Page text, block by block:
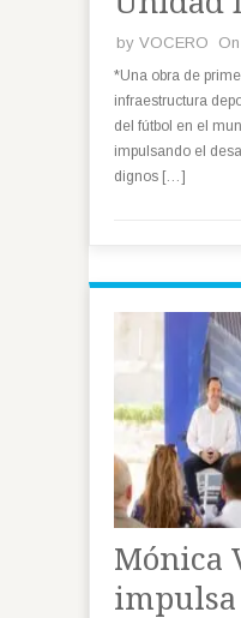
by VOCERO
*Una obra de
infraestructura
del fútbol en el
impulsando el
dignos […]
Mónica
impulsa